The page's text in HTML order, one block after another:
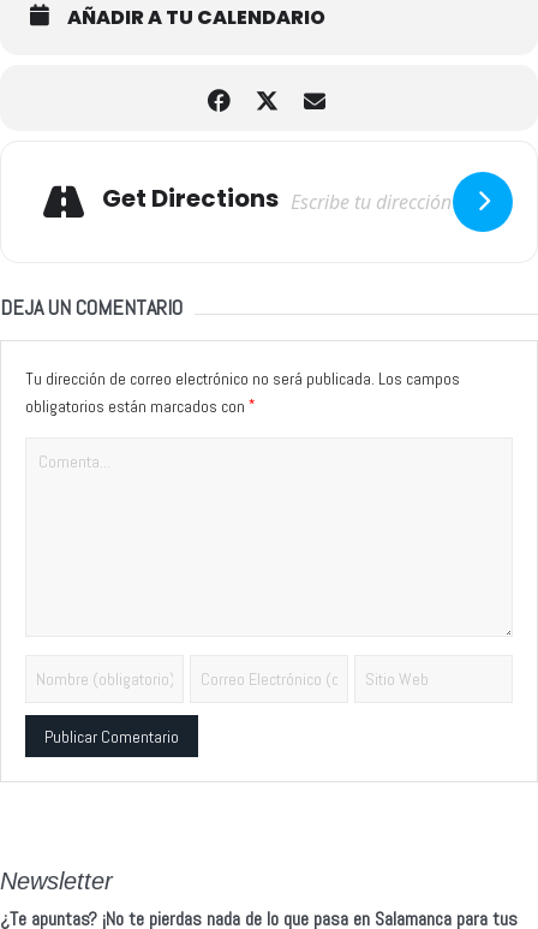
AÑADIR A TU CALENDARIO
Get Directions
DEJA UN COMENTARIO
Tu dirección de correo electrónico no será publicada. Los campos
obligatorios están marcados con *
Newsletter
¿Te apuntas? ¡No te pierdas nada de lo que pasa en Salamanca para tus